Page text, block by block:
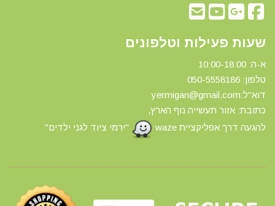
שעות פעילות וטלפונים
א-ה: 10:00-18:00
טלפון: 0 50-5558186
דוא"ל:yermigan@gmail.com
כתובת: אזור תעשייה נוף הארץ,
להגעה דרך אפליקציית waze
"ירמי ציוד לגני ילדים"